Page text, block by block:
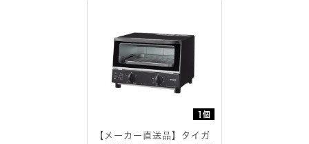
1個
【メーカー直送品】タイガ